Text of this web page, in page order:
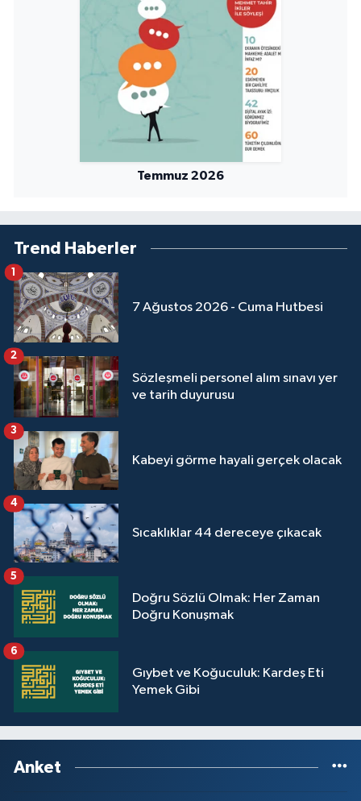
Temmuz 2026
Trend Haberler
7 Ağustos 2026 - Cuma Hutbesi
1
Sözleşmeli personel alım sınavı yer
ve tarih duyurusu
2
Kabeyi görme hayali gerçek olacak
3
Sıcaklıklar 44 dereceye çıkacak
4
Doğru Sözlü Olmak: Her Zaman
Doğru Konuşmak
5
Gıybet ve Koğuculuk: Kardeş Eti
Yemek Gibi
6
Anket